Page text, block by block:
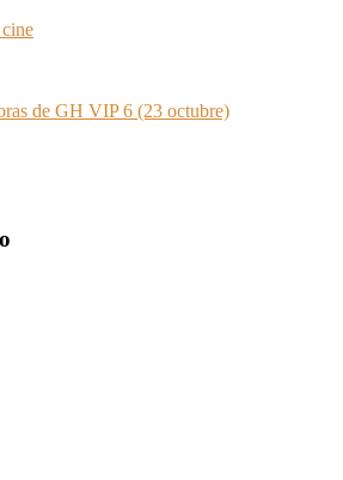
de GH VIP 6 (23 octubre)